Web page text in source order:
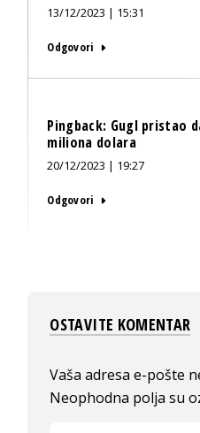
13/12/2023 | 15:31
Odgovori
Pingback: Gugl pristao
miliona dolara
20/12/2023 | 19:27
Odgovori
OSTAVITE KOMENTAR
Vaša adresa e-pošte
Neophodna polja su